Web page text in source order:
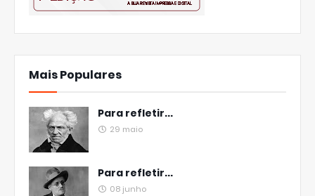
Mais Populares
Para refletir...
29 maio
Para refletir...
08 junho